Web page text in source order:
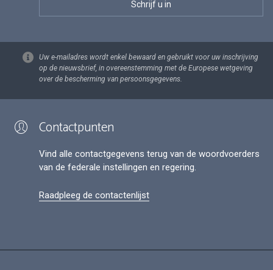
Uw e-mailadres wordt enkel bewaard en gebruikt voor uw inschrijving
op de nieuwsbrief, in overeenstemming met de Europese wetgeving
over de bescherming van persoonsgegevens.
Contactpunten
Vind alle contactgegevens terug van de woordvoerders
van de federale instellingen en regering.
Raadpleeg de contactenlijst